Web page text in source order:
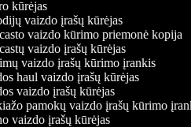
kūrėjas
vaizdo įrašų kūrėjas
vaizdo kūrimo priemonė kopija
vaizdo įrašų kūrėjas
vaizdo įrašų kūrimo įrankis
haul vaizdo įrašų kūrėjas
vaizdo įrašų kūrėjas
pamokų vaizdo įrašų kūrimo
vaizdo įrašų kūrėjas